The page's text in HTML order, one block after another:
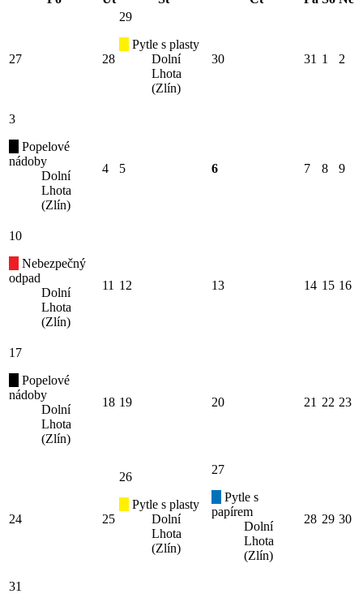
27 28
29
Pytle s plasty
Dolní
Lhota
(Zlín)
30 31 1 2
3
Popelové
nádoby
Dolní
Lhota
(Zlín)
4 5 6 7 8 9
10
Nebezpečný
odpad
Dolní
Lhota
(Zlín)
11 12 13 14 15 16
17
Popelové
nádoby
Dolní
Lhota
(Zlín)
18 19 20 21 22 23
24 25
26
Pytle s plasty
Dolní
Lhota
(Zlín)
27
Pytle s
papírem
Dolní
Lhota
(Zlín)
28 29 30
31